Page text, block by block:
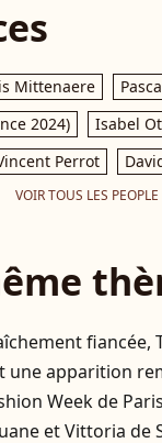
Mittenaere
2024)
Isabel
Perrot
VOIR TOUS LES PEOPLE
fiancée,
une apparition
Week de
et Vittoria de